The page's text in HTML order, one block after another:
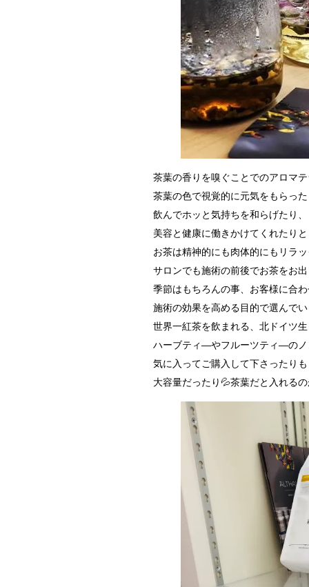
茶葉の香りを嗅ぐことでのアロマ
茶葉の色で視覚的に元気をもらっ
飲んでホッと気持ちを和らげたり
美容と健康に働きかけてくれたりと
お茶は精神的にも肉体的にもリラ
サロンでも施術の前後でお茶をお
季節はもちろんの事、お客様に合
施術の効果を高める目的で選んで
世界一紅茶を飲まれる、北ドイツ
ハーブティ―やフルーツティ―のノ
気に入ってご購入して下さったり
大容量だったり💦茶葉だと入れる